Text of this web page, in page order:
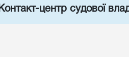
центр судової